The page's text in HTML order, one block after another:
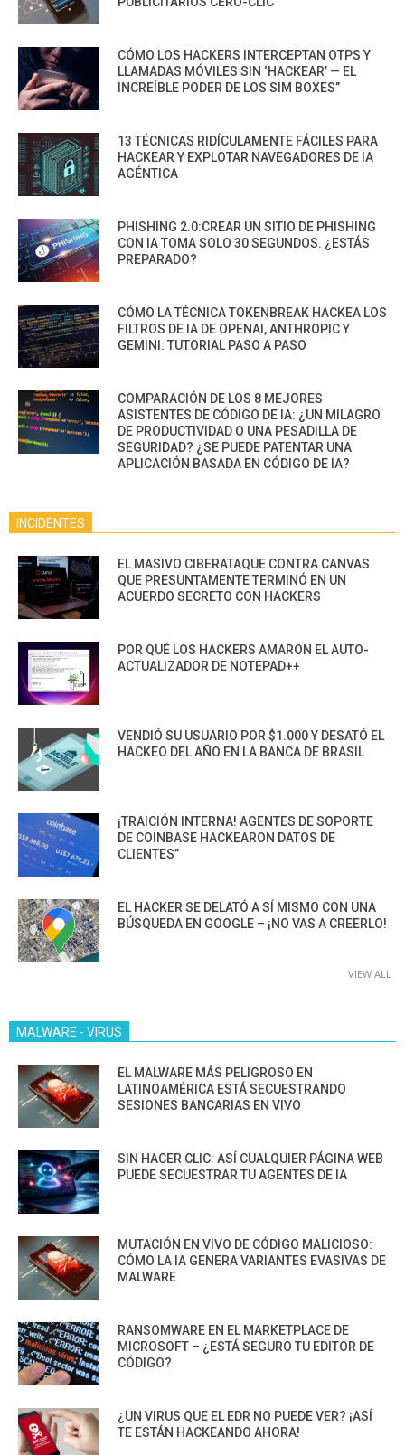
CÓMO LOS HACKERS INTERCEPTAN OTPS Y
LLAMADAS MÓVILES SIN ‘HACKEAR’ — EL
INCREÍBLE PODER DE LOS SIM BOXES”
13 TÉCNICAS RIDÍCULAMENTE FÁCILES PARA
HACKEAR Y EXPLOTAR NAVEGADORES DE IA
AGÉNTICA
PHISHING 2.0:CREAR UN SITIO DE PHISHING
CON IA TOMA SOLO 30 SEGUNDOS. ¿ESTÁS
PREPARADO?
CÓMO LA TÉCNICA TOKENBREAK HACKEA LOS
FILTROS DE IA DE OPENAI, ANTHROPIC Y
GEMINI: TUTORIAL PASO A PASO
COMPARACIÓN DE LOS 8 MEJORES
ASISTENTES DE CÓDIGO DE IA: ¿UN MILAGRO
DE PRODUCTIVIDAD O UNA PESADILLA DE
SEGURIDAD? ¿SE PUEDE PATENTAR UNA
APLICACIÓN BASADA EN CÓDIGO DE IA?
INCIDENTES
EL MASIVO CIBERATAQUE CONTRA CANVAS
QUE PRESUNTAMENTE TERMINÓ EN UN
ACUERDO SECRETO CON HACKERS
POR QUÉ LOS HACKERS AMARON EL AUTO-
ACTUALIZADOR DE NOTEPAD++
VENDIÓ SU USUARIO POR $1.000 Y DESATÓ EL
HACKEO DEL AÑO EN LA BANCA DE BRASIL
¡TRAICIÓN INTERNA! AGENTES DE SOPORTE
DE COINBASE HACKEARON DATOS DE
CLIENTES”
EL HACKER SE DELATÓ A SÍ MISMO CON UNA
BÚSQUEDA EN GOOGLE – ¡NO VAS A CREERLO!
VIEW ALL
MALWARE - VIRUS
EL MALWARE MÁS PELIGROSO EN
LATINOAMÉRICA ESTÁ SECUESTRANDO
SESIONES BANCARIAS EN VIVO
SIN HACER CLIC: ASÍ CUALQUIER PÁGINA WEB
PUEDE SECUESTRAR TU AGENTES DE IA
MUTACIÓN EN VIVO DE CÓDIGO MALICIOSO:
CÓMO LA IA GENERA VARIANTES EVASIVAS DE
MALWARE
RANSOMWARE EN EL MARKETPLACE DE
MICROSOFT – ¿ESTÁ SEGURO TU EDITOR DE
CÓDIGO?
¿UN VIRUS QUE EL EDR NO PUEDE VER? ¡ASÍ
TE ESTÁN HACKEANDO AHORA!